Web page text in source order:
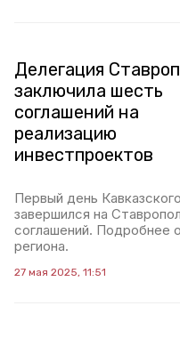
Делегация
заключила шесть
соглашений на
реализацию
инвестпроектов
Первый день
завершился на
соглашений. Подробнее
региона.
27 мая 2025, 11:51